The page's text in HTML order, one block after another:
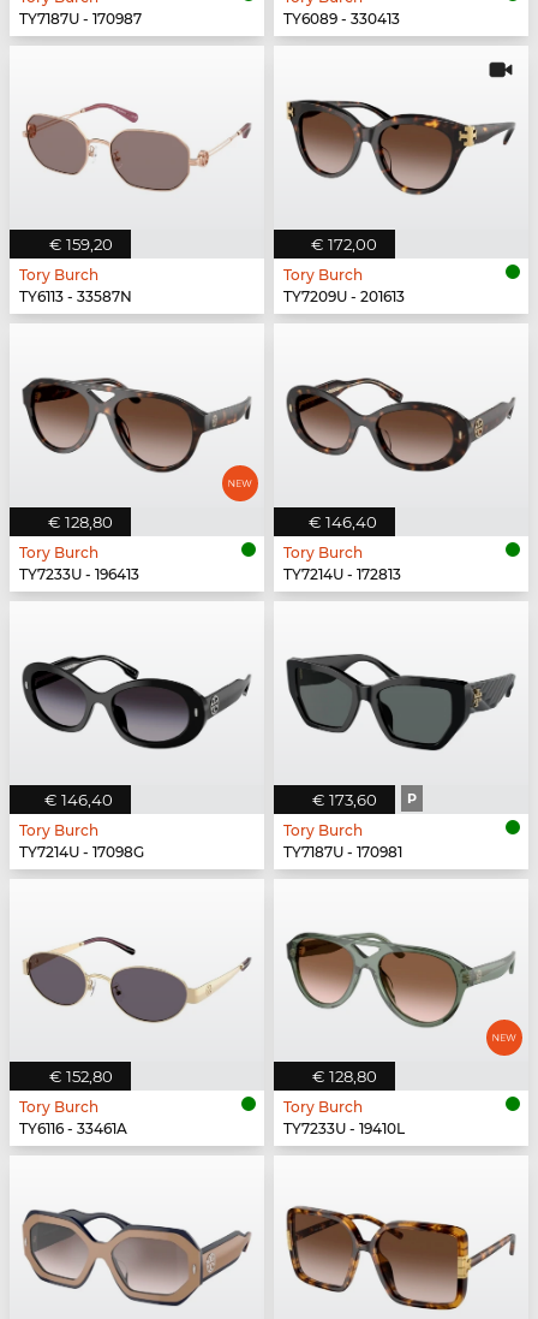
TY7187U - 170987
TY6089 - 330413
€ 159,20
Tory Burch
TY6113 - 33587N
€ 172,00
Tory Burch
TY7209U - 201613
€ 128,80
Tory Burch
TY7233U - 196413
€ 146,40
Tory Burch
TY7214U - 172813
€ 146,40
Tory Burch
TY7214U - 17098G
€ 173,60 P
Tory Burch
TY7187U - 170981
€ 152,80
Tory Burch
TY6116 - 33461A
€ 128,80
Tory Burch
TY7233U - 19410L